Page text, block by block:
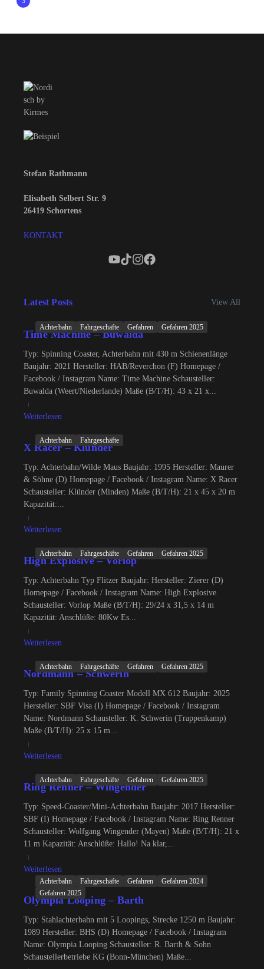
Stefan Rathmann
Elisabeth Selbert Str. 9
26419 Schortens
KONTAKT
Latest Posts View All
Achterbahn Fahrgeschäfte Gefahren Gefahren 2025
Time Machine – Buwalda
Typ: Spinning Coaster, Achterbahn mit 430 m Schienenlänge
Baujahr: 2021 Hersteller: HAB/Reverchon (F) Homepage /
Facebook / Instagram Name: Time Machine Schausteller:
Buwalda (Weert/Niederlande) Maße (B/T/H): 43 x 21 x...
Weiterlesen
Achterbahn Fahrgeschäfte
X Racer – Klünder
Typ: Achterbahn/Wilde Maus Baujahr: 1995 Hersteller: Maurer
& Söhne (D) Homepage / Facebook / Instagram Name: X Racer
Schausteller: Klünder (Minden) Maße (B/T/H): 21 x 45 x 20 m
Kapazität:...
Weiterlesen
Achterbahn Fahrgeschäfte Gefahren Gefahren 2025
High Explosive – Vorlop
Typ: Achterbahn Typ Flitzer Baujahr: Hersteller: Zierer (D)
Homepage / Facebook / Instagram Name: High Explosive
Schausteller: Vorlop Maße (B/T/H): 29/24 x 31,5 x 14 m
Kapazität: Anschlüße: 80Kw Es...
Weiterlesen
Achterbahn Fahrgeschäfte Gefahren Gefahren 2025
Nordmann – Schwerin
Typ: Family Spinning Coaster Modell MX 612 Baujahr: 2025
Hersteller: SBF Visa (I) Homepage / Facebook / Instagram
Name: Nordmann Schausteller: K. Schwerin (Trappenkamp)
Maße (B/T/H): 25 x 15 m...
Weiterlesen
Achterbahn Fahrgeschäfte Gefahren Gefahren 2025
Ring Renner – Wingender
Typ: Speed-Coaster/Mini-Achterbahn Baujahr: 2017 Hersteller:
SBF (I) Homepage / Facebook / Instagram Name: Ring Renner
Schausteller: Wolfgang Wingender (Mayen) Maße (B/T/H): 21 x
11 m Kapazität: Anschlüße: Hallo! Na klar,...
Weiterlesen
Achterbahn Fahrgeschäfte Gefahren
Gefahren 2024
Gefahren 2025
Olympia Looping – Barth
Typ: Stahlachterbahn mit 5 Loopings, Strecke 1250 m Baujahr:
1989 Hersteller: BHS (D) Homepage / Facebook / Instagram
Name: Olympia Looping Schausteller: R. Barth & Sohn
Schaustellerbetriebe KG (Bonn-München) Maße...